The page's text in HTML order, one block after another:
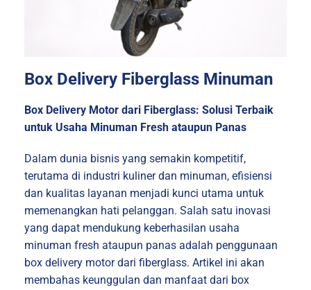
Box Delivery Fiberglass Minuman
Box Delivery Motor dari Fiberglass: Solusi Terbaik
untuk Usaha Minuman Fresh ataupun Panas
Dalam dunia bisnis yang semakin kompetitif,
terutama di industri kuliner dan minuman, efisiensi
dan kualitas layanan menjadi kunci utama untuk
memenangkan hati pelanggan. Salah satu inovasi
yang dapat mendukung keberhasilan usaha
minuman fresh ataupun panas adalah penggunaan
box delivery motor dari fiberglass. Artikel ini akan
membahas keunggulan dan manfaat dari box